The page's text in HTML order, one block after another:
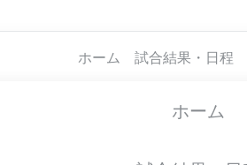
ホーム 試合結果・日程
ホーム